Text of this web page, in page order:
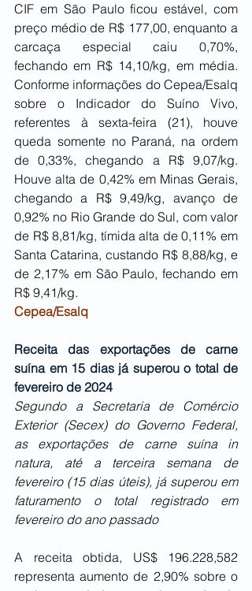
CIF em São Paulo ficou estável, com
preço médio de R$ 177,00, enquanto a
carcaça especial caiu 0,70%,
fechando em R$ 14,10/kg, em média.
Conforme informações do Cepea/Esalq
sobre o Indicador do Suíno Vivo,
referentes à sexta-feira (21), houve
queda somente no Paraná, na ordem
de 0,33%, chegando a R$ 9,07/kg.
Houve alta de 0,42% em Minas Gerais,
chegando a R$ 9,49/kg, avanço de
0,92% no Rio Grande do Sul, com valor
de R$ 8,81/kg, tímida alta de 0,11% em
Santa Catarina, custando R$ 8,88/kg, e
de 2,17% em São Paulo, fechando em
R$ 9,41/kg.
Cepea/Esalq
Receita das exportações de carne
suína em 15 dias já superou o total de
fevereiro de 2024
Segundo a Secretaria de Comércio
Exterior (Secex) do Governo Federal,
as exportações de carne suína in
natura, até a terceira semana de
fevereiro (15 dias úteis), já superou em
faturamento o total registrado em
fevereiro do ano passado
A receita obtida, US$ 196.228,582
representa aumento de 2,90% sobre o